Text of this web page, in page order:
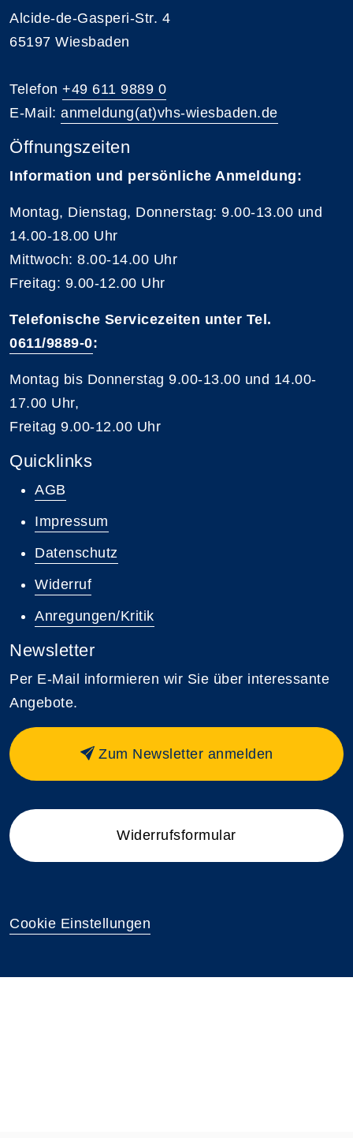
Alcide-de-Gasperi-Str. 4
65197 Wiesbaden
Telefon +49 611 9889 0
E-Mail: anmeldung(at)vhs-wiesbaden.de
Öffnungszeiten
Information und persönliche Anmeldung:
Montag, Dienstag, Donnerstag: 9.00-13.00 und
14.00-18.00 Uhr
Mittwoch: 8.00-14.00 Uhr
Freitag: 9.00-12.00 Uhr
Telefonische Servicezeiten unter Tel.
0611/9889-0:
Montag bis Donnerstag 9.00-13.00 und 14.00-
17.00 Uhr,
Freitag 9.00-12.00 Uhr
Quicklinks
AGB
Impressum
Datenschutz
Widerruf
Anregungen/Kritik
Newsletter
Per E-Mail informieren wir Sie über interessante
Angebote.
Zum Newsletter anmelden
Widerrufsformular
Cookie Einstellungen